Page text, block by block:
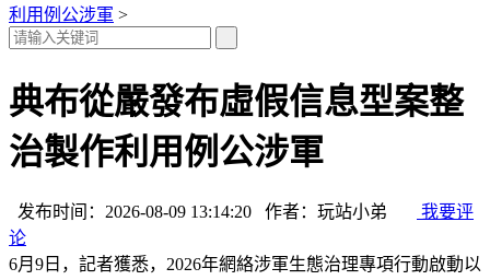
利用例公涉軍 >
典布從嚴發布虛假信息型案整
治製作利用例公涉軍
发布时间：2026-08-09 13:14:20 作者：玩站小弟
我要评
论
6月9日，記者獲悉，2026年網絡涉軍生態治理專項行動啟動以